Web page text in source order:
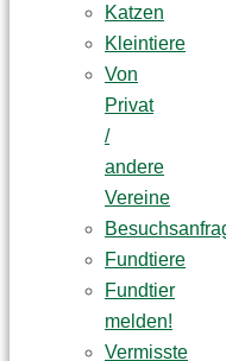
Katzen
Kleintiere
Von
Privat
/
andere
Vereine
Fundtiere
Fundtier
melden!
Vermisste